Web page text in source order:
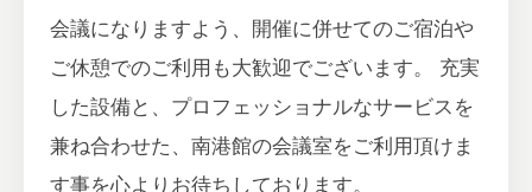
会議になりますよう、開催に併せてのご宿泊や
ご休憩でのご利用も大歓迎でございます。 充実
した設備と、プロフェッショナルなサービスを
兼ね合わせた、南港館の会議室をご利用頂けま
す事を心よりお待ちしております。